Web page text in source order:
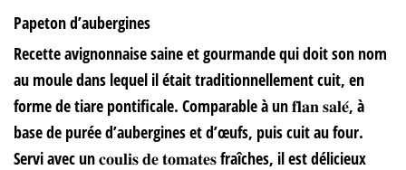
Papeton d’aubergines
Recette avignonnaise saine et gourmande qui doit son nom
au moule dans lequel il était traditionnellement cuit, en
forme de tiare pontificale. Comparable à un 𝐟𝐥𝐚𝐧 𝐬𝐚𝐥𝐞́, à
base de purée d’aubergines et d’œufs, puis cuit au four.
Servi avec un 𝐜𝐨𝐮𝐥𝐢𝐬 𝐝𝐞 𝐭𝐨𝐦𝐚𝐭𝐞𝐬 fraîches, il est délicieux